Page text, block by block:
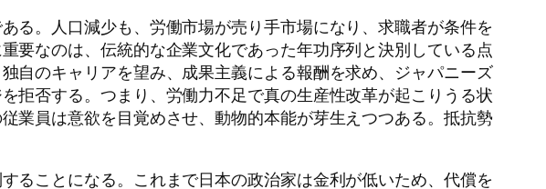
る。人口減少も、労働市場が売り手市場になり、求職者が条件を
要なのは、伝統的な企業文化であった年功序列と決別している点
自のキャリアを望み、成果主義による報酬を求め、ジャパニーズ
拒否する。つまり、労働力不足で真の生産性改革が起こりうる状
業員は意欲を目覚めさせ、動物的本能が芽生えつつある。抵抗勢
ることになる。これまで日本の政治家は金利が低いため、代償を